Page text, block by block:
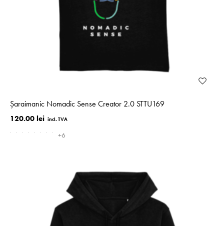
Șaraimanic Nomadic Sense Creator 2.0 STTU169
120.00 lei
+6